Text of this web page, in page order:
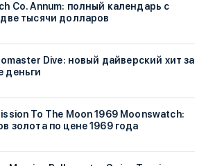
Co. Annum: полный календарь с
тысячи долларов
Dive: новый дайверский хит за
деньги
To The Moon 1969 Moonswatch:
золота по цене 1969 года